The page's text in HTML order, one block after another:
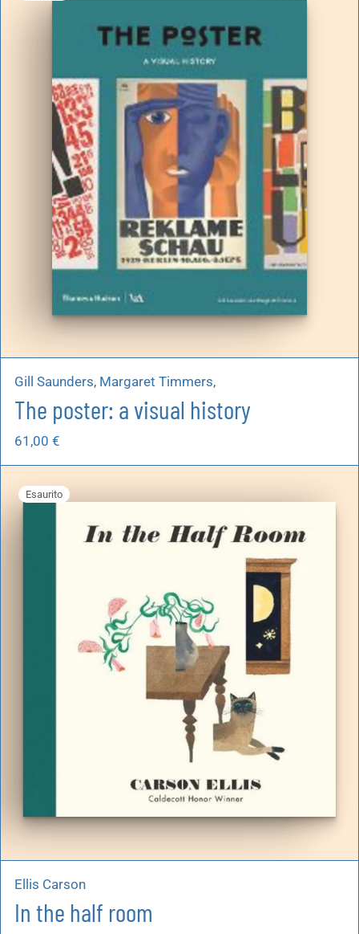
Gill Saunders, Margaret Timmers,
The poster: a visual history
61,00 €
Esaurito
Ellis Carson
In the half room